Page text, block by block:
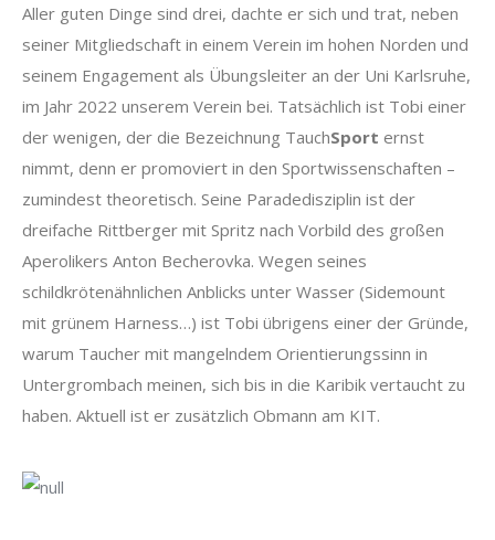
Aller guten Dinge sind drei, dachte er sich und trat, neben
seiner Mitgliedschaft in einem Verein im hohen Norden und
seinem Engagement als Übungsleiter an der Uni Karlsruhe,
im Jahr 2022 unserem Verein bei. Tatsächlich ist Tobi einer
der wenigen, der die Bezeichnung TauchSport ernst
nimmt, denn er promoviert in den Sportwissenschaften –
zumindest theoretisch. Seine Paradedisziplin ist der
dreifache Rittberger mit Spritz nach Vorbild des großen
Aperolikers Anton Becherovka. Wegen seines
schildkrötenähnlichen Anblicks unter Wasser (Sidemount
mit grünem Harness…) ist Tobi übrigens einer der Gründe,
warum Taucher mit mangelndem Orientierungssinn in
Untergrombach meinen, sich bis in die Karibik vertaucht zu
haben. Aktuell ist er zusätzlich Obmann am KIT.